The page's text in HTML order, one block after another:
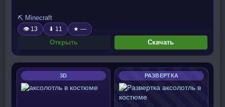
⛏️ Minecraft
👁 13 ⬇ 11 ★ —
Открыть Скачать
3D РАЗВЕРТКА